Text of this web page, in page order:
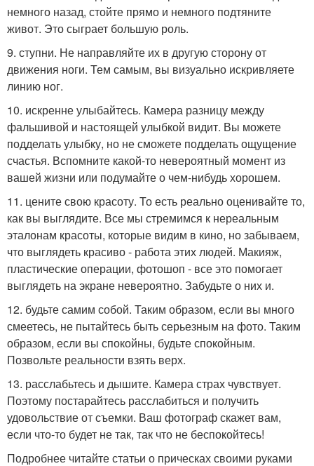
немного назад, стойте прямо и немного подтяните
живот. Это сыграет большую роль.
9. ступни. Не направляйте их в другую сторону от
движения ноги. Тем самым, вы визуально искривляете
линию ног.
10. искренне улыбайтесь. Камера разницу между
фальшивой и настоящей улыбкой видит. Вы можете
подделать улыбку, но не сможете подделать ощущение
счастья. Вспомните какой-то невероятный момент из
вашей жизни или подумайте о чем-нибудь хорошем.
11. цените свою красоту. То есть реально оценивайте то,
как вы выглядите. Все мы стремимся к нереальным
эталонам красоты, которые видим в кино, но забываем,
что выглядеть красиво - работа этих людей. Макияж,
пластические операции, фотошоп - все это помогает
выглядеть на экране невероятно. Забудьте о них и.
12. будьте самим собой. Таким образом, если вы много
смеетесь, не пытайтесь быть серьезным на фото. Таким
образом, если вы спокойны, будьте спокойным.
Позвольте реальности взять верх.
13. расслабьтесь и дышите. Камера страх чувствует.
Поэтому постарайтесь расслабиться и получить
удовольствие от съемки. Ваш фотограф скажет вам,
если что-то будет не так, так что не беспокойтесь!
Подробнее читайте статьи о прическах своими руками